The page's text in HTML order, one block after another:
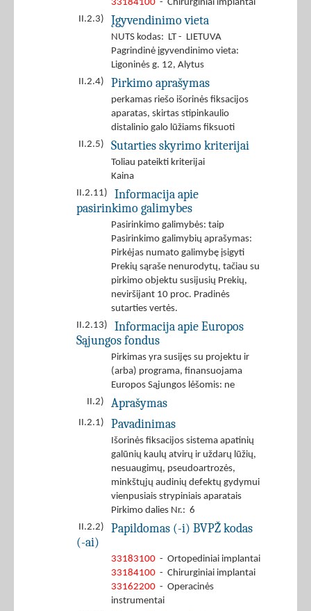
33184100 - Chirurginiai implantai
II.2.3)
Įgyvendinimo vieta
NUTS kodas: LT - LIETUVA
Pagrindinė įgyvendinimo vieta:
Ligoninės g. 12, Alytus
II.2.4)
Pirkimo aprašymas
perkamas riešo išorinės fiksacijos
aparatas, skirtas stipinkaulio
distalinio galo lūžiams fiksuoti
II.2.5)
Sutarties skyrimo kriterijai
Toliau pateikti kriterijai
Kaina
II.2.11)
Informacija apie
pasirinkimo galimybes
Pasirinkimo galimybės: taip
Pasirinkimo galimybių aprašymas:
Pirkėjas numato galimybę įsigyti
Prekių sąraše nenurodytų, tačiau su
pirkimo objektu susijusių Prekių,
neviršijant 10 proc. Pradinės
sutarties vertės.
II.2.13)
Informacija apie Europos
Sąjungos fondus
Pirkimas yra susijęs su projektu ir
(arba) programa, finansuojama
Europos Sąjungos lėšomis: ne
II.2)
Aprašymas
II.2.1) Pavadinimas
Išorinės fiksacijos sistema apatinių
galūnių kaulų atvirų ir uždarų lūžių,
nesuaugimų, pseudoartrozės,
minkštųjų audinių defektų gydymui
vienpusiais strypiniais aparatais
Pirkimo dalies Nr.: 6
II.2.2)
Papildomas (-i) BVPŽ kodas
(-ai)
33183100 - Ortopediniai implantai
33184100 - Chirurginiai implantai
33162200 - Operacinės
instrumentai